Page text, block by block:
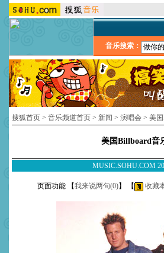
音乐搜索：
搜狐首页 > 音乐频道首页 > 新闻 > 演唱会 > 美
美国Billboard音
MUSIC.SOHU.COM
页面功能 【我来说两句(0)】 【 收藏